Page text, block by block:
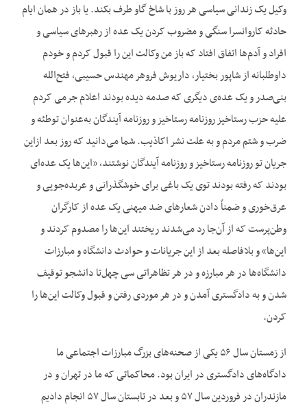
وکیل یک زندانی سیاسی هر روز با شاخ گاو طرف بکند. یا باز در همان ایام
حادثه کاروانسرا سنگی و مضروب کردن یک عده از رهبرهای سیاسی و
افراد و آدم‌ها اتفاق افتاد که باز من وکالت این را قبول کردم و خودم
داوطلبانه از شاپور بختیار، داریوش فروهر مهندس حسیبی، فتح‌الله
بنی‌صدر و یک عده‌ی دیگری که صدمه دیده بودند اعلام جرمی کردم
علیه حزب رستاخیز روزنامه رستاخیز و روزنامه آیندگان به‌عنوان توطئه و
ضرب و شتم مردم و به علت نشر اکاذیب. شما می‌دانید که روز بعد ازاین
جریان تو روزنامه رستاخیز و روزنامه آیندگان نوشتند، «این‌ها یک عده‌ای
بودند که رفته بودند توی یک باغی برای خوشگذرانی و عربده‌جویی و
عرق‌خوری و ضمناً دادن شعارهای ضد میهنی یک عده از کارگران
وطن‌پرست که از آن‌جا رد می‌شدند ریختند این‌ها را مصدوم کردند و
این‌ها» و بلافاصله بعد از این جریانات و حوادث دانشگاه و مبارزات
دانشگاه‌ها در هر مبارزه و در هر تظاهراتی سی چهل‌تا دانشجو توقیف
شدن و به دادگستری آمدن و در هر موردی رفتن و قبول وکالت این‌ها را
کردن.
از زمستان سال ۵۶ یکی از صحنه‌های بزرگ مبارزات اجتماعی ما
دادگاه‌های دادگستری در ایران بود. محاکماتی که ما در تهران و در
مازندران در فروردین سال ۵۷ و بعد در تابستان سال ۵۷ انجام دادیم